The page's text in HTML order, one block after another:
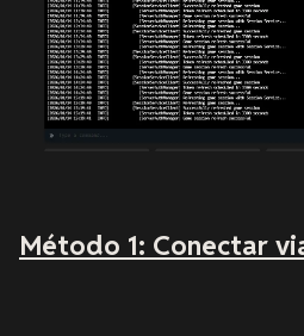
Método 1: Conectar